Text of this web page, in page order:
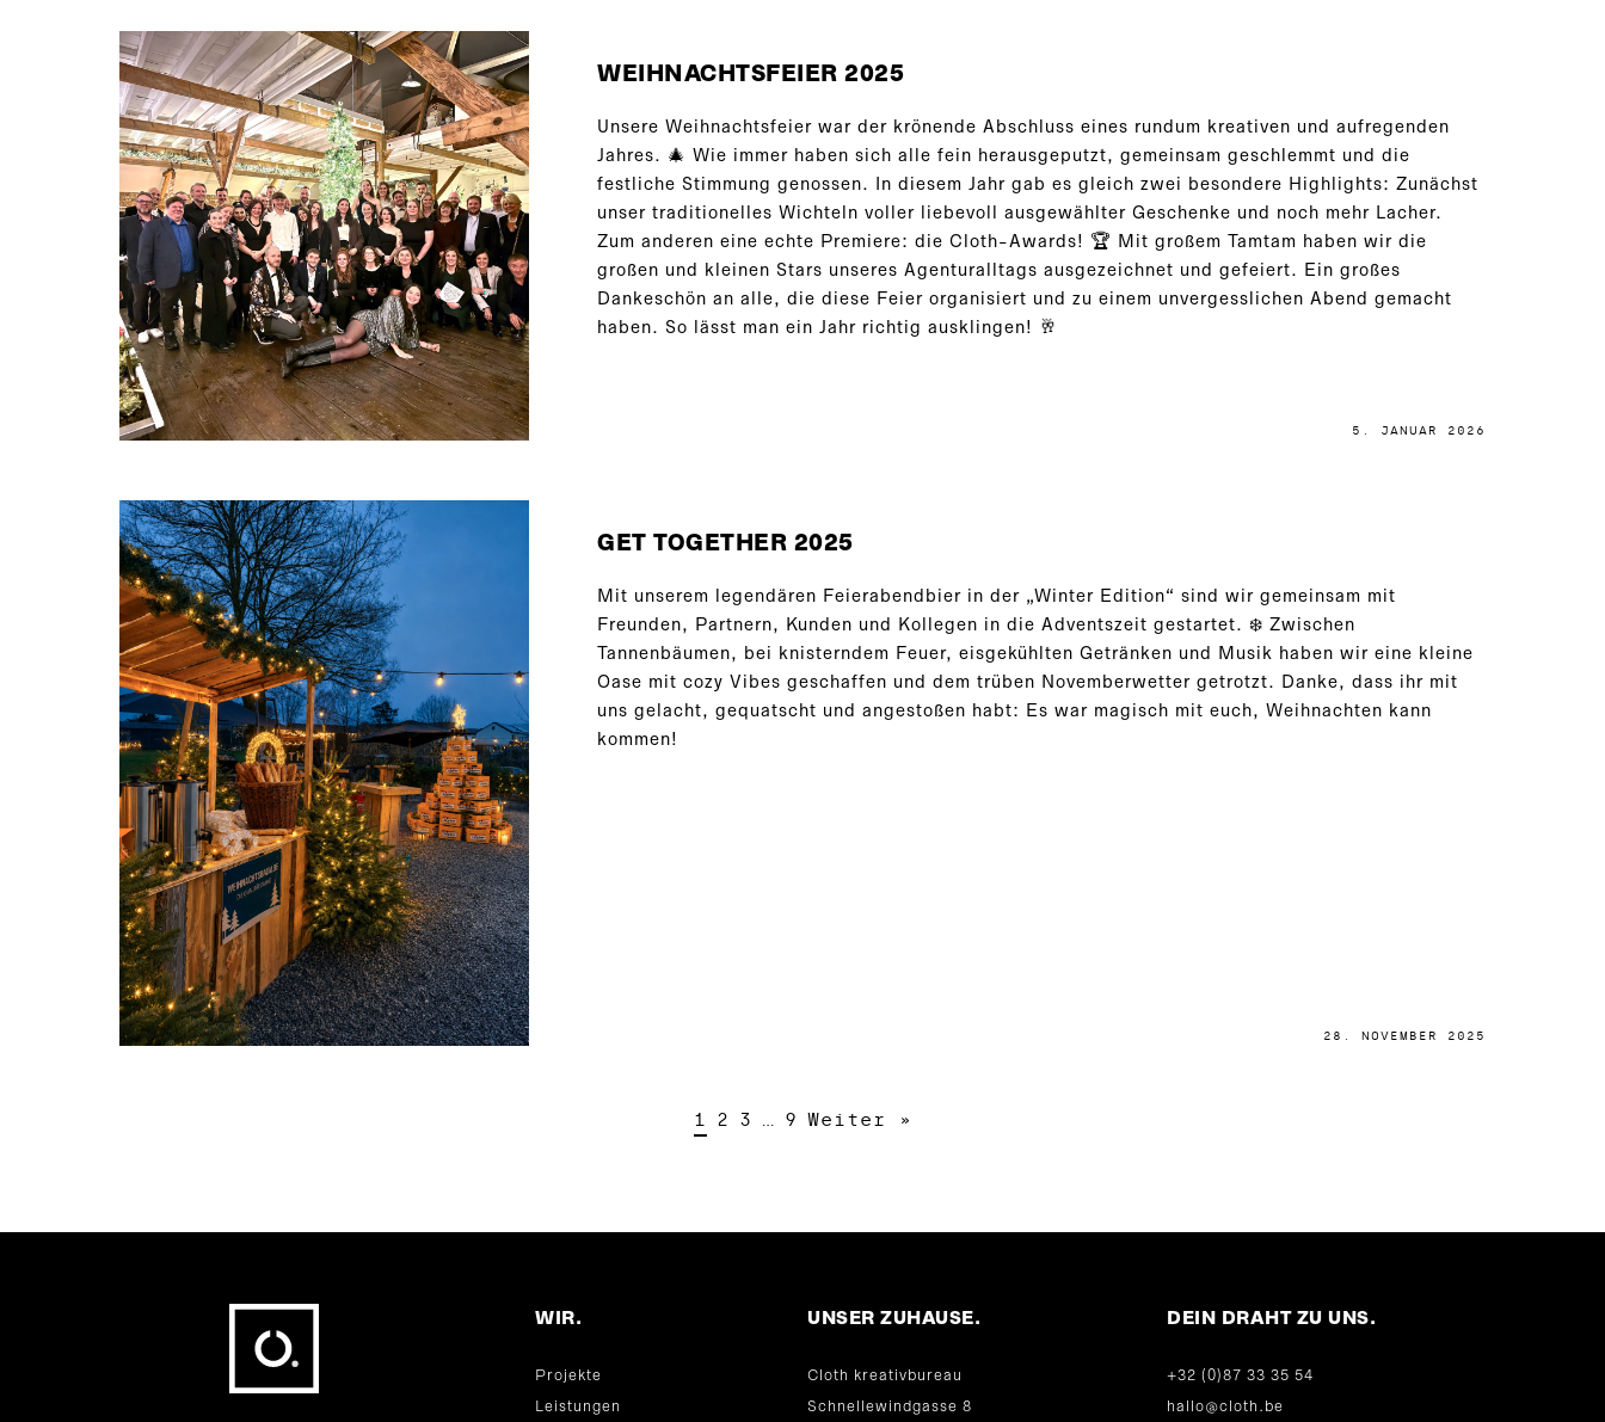
WEIHNACHTSFEIER 2025
Unsere Weihnachtsfeier war der krönende Abschluss eines rundum kreativen und aufregenden
Jahres. 🎄 Wie immer haben sich alle fein herausgeputzt, gemeinsam geschlemmt und die
festliche Stimmung genossen. In diesem Jahr gab es gleich zwei besondere Highlights: Zunächst
unser traditionelles Wichteln voller liebevoll ausgewählter Geschenke und noch mehr Lacher.
Zum anderen eine echte Premiere: die Cloth-Awards! 🏆 Mit großem Tamtam haben wir die
großen und kleinen Stars unseres Agenturalltags ausgezeichnet und gefeiert. Ein großes
Dankeschön an alle, die diese Feier organisiert und zu einem unvergesslichen Abend gemacht
haben. So lässt man ein Jahr richtig ausklingen! 🥂
5. JANUAR 2026
GET TOGETHER 2025
Mit unserem legendären Feierabendbier in der „Winter Edition“ sind wir gemeinsam mit
Freunden, Partnern, Kunden und Kollegen in die Adventszeit gestartet. ❄️ Zwischen
Tannenbäumen, bei knisterndem Feuer, eisgekühlten Getränken und Musik haben wir eine kleine
Oase mit cozy Vibes geschaffen und dem trüben Novemberwetter getrotzt. Danke, dass ihr mit
uns gelacht, gequatscht und angestoßen habt: Es war magisch mit euch, Weihnachten kann
kommen!
28. NOVEMBER 2025
1 2 3 … 9 Weiter »
WIR.
Projekte
Leistungen
UNSER ZUHAUSE.
Cloth kreativbureau
Schnellewindgasse 8
DEIN DRAHT ZU UNS.
+32 (0)87 33 35 54
hallo@cloth.be